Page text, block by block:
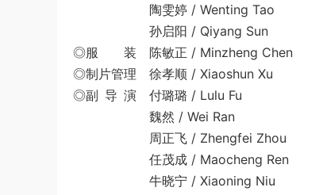
陶雯婷 / Wenting Tao
孙启阳 / Qiyang Sun
◎服 装 陈敏正 / Minzheng Chen
◎制片管理 徐孝顺 / Xiaoshun Xu
◎副 导 演 付璐璐 / Lulu Fu
魏然 / Wei Ran
周正飞 / Zhengfei Zhou
任茂成 / Maocheng Ren
牛晓宁 / Xiaoning Niu